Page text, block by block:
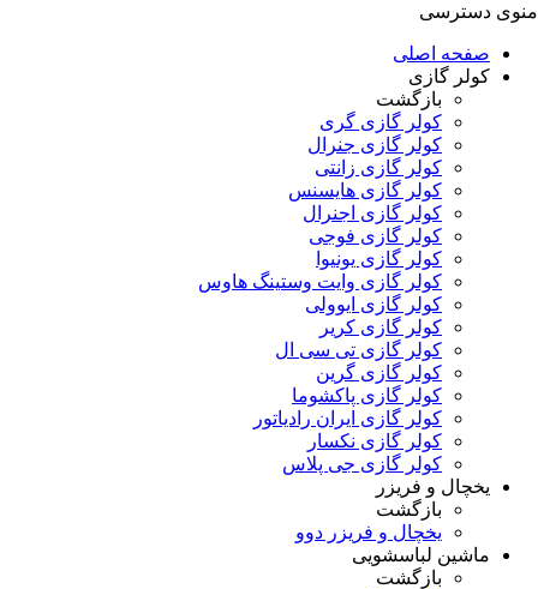
منوی دسترسی
صفحه اصلی
کولر گازی
بازگشت
کولر گازی گری
کولر گازی جنرال
کولر گازی زانتی
کولر گازی هایسنس
کولر گازی اجنرال
کولر گازی فوجی
کولر گازی یونیوا
کولر گازی وایت وستینگ هاوس
کولر گازی ایوولی
کولر گازی کریر
کولر گازی تی سی ال
کولر گازی گرین
کولر گازی پاکشوما
کولر گازی ایران رادیاتور
کولر گازی نکسار
کولر گازی جی پلاس
یخچال و فریزر
بازگشت
یخچال و فریزر دوو
ماشین لباسشویی
بازگشت